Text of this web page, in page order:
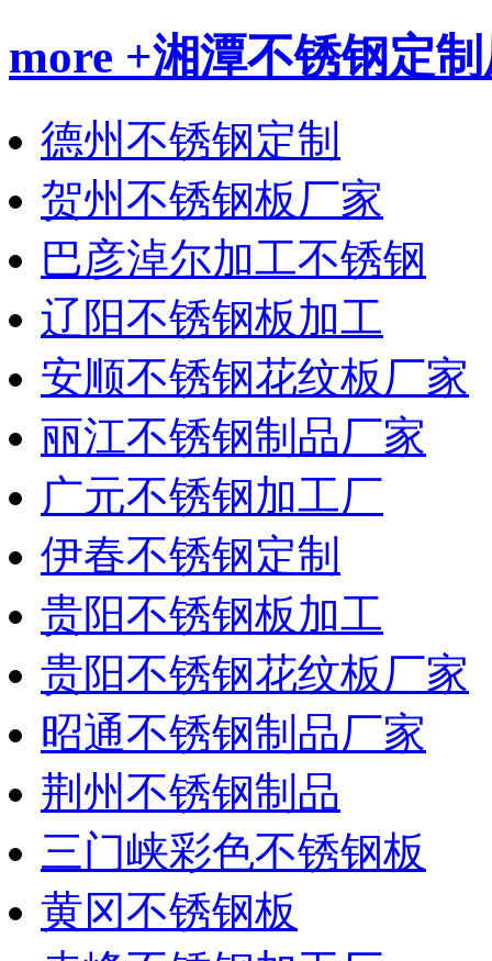
more +湘潭不锈钢定
德州不锈钢定制
贺州不锈钢板厂家
巴彦淖尔加工不锈钢
辽阳不锈钢板加工
安顺不锈钢花纹板厂家
丽江不锈钢制品厂家
广元不锈钢加工厂
伊春不锈钢定制
贵阳不锈钢板加工
贵阳不锈钢花纹板厂家
昭通不锈钢制品厂家
荆州不锈钢制品
三门峡彩色不锈钢板
黄冈不锈钢板